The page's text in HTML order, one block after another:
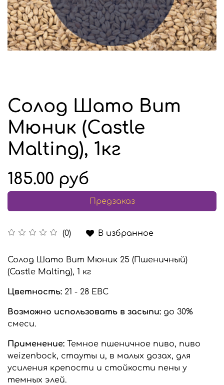
Солод Шато Вит
Мюник (Castle
Malting), 1кг
(0) В избранное
185.00 руб
Предзаказ
Солод Шато Вит Мюник 25 (Пшеничный)
(Castle Malting), 1 кг
Цветность: 21 - 28 EBC
Возможно использовать в засыпи: до 30%
смеси.
Применение: Темное пшеничное пиво, пиво
weizenbock, стауты и, в малых дозах, для
усиления крепости и стойкости пены у
темных элей.